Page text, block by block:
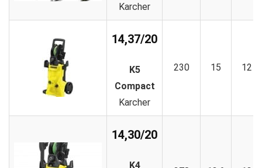
Karcher
14,37/20
K5
Compact
Karcher
230 15 12
14,30/20
K4